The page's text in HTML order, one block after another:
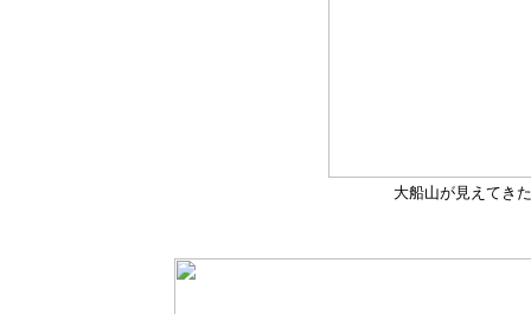
大船山が見えてき